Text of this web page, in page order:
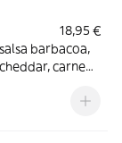
18,95 €
barbacoa,
carne